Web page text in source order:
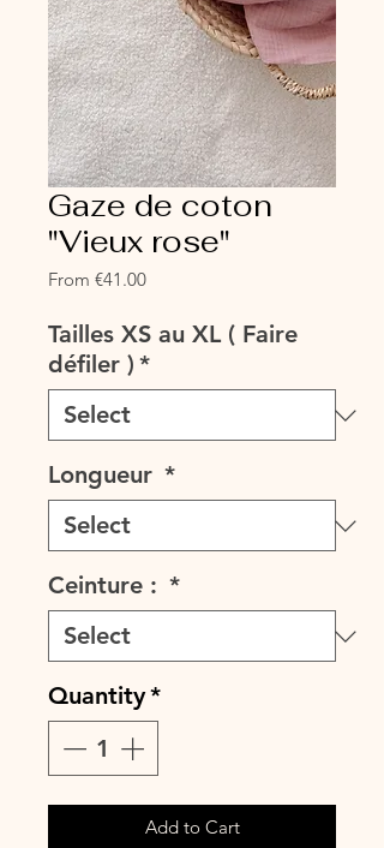
Gaze de coton
"Vieux rose"
From €41.00Sale
Tailles XS au XL ( Faire
défiler ) *
Longueur *
Ceinture : *
Quantity*
Add to Cart